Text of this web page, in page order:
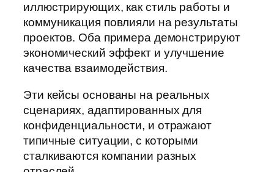
иллюстрирующих, как стиль работы и
коммуникация повлияли на результаты
проектов. Оба примера демонстрируют
экономический эффект и улучшение
качества взаимодействия.
Эти кейсы основаны на реальных
сценариях, адаптированных для
конфиденциальности, и отражают
типичные ситуации, с которыми
сталкиваются компании разных